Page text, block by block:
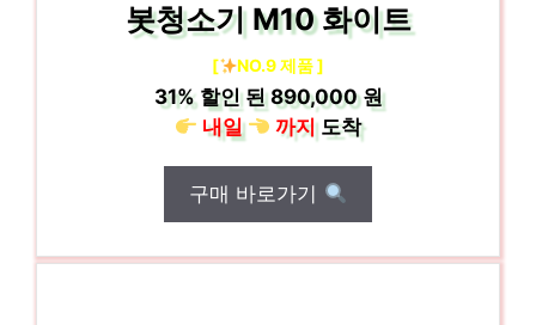
봇청소기 M10 화이트
[ NO.9 제품 ]
31%할인 된890,000 원
내일
까지도착
구매 바로가기